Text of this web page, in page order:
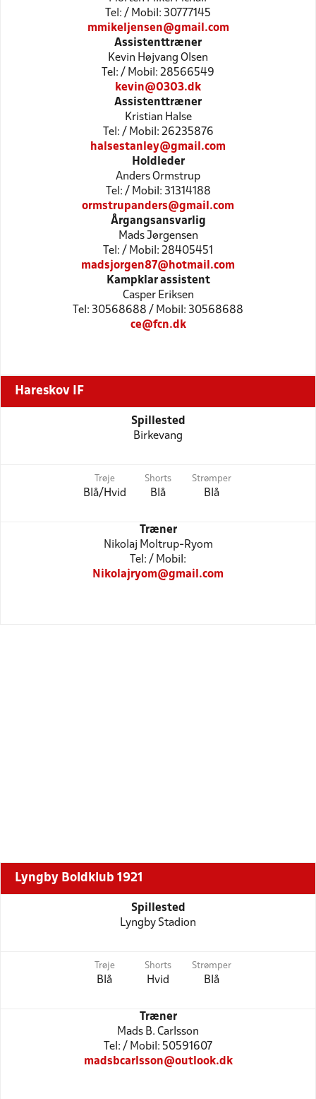
Tel: / Mobil: 30777145
mmikeljensen@gmail.com
Assistenttræner
Kevin Højvang Olsen
Tel: / Mobil: 28566549
kevin@0303.dk
Assistenttræner
Kristian Halse
Tel: / Mobil: 26235876
halsestanley@gmail.com
Holdleder
Anders Ormstrup
Tel: / Mobil: 31314188
ormstrupanders@gmail.com
Årgangsansvarlig
Mads Jørgensen
Tel: / Mobil: 28405451
madsjorgen87@hotmail.com
Kampklar assistent
Casper Eriksen
Tel: 30568688 / Mobil: 30568688
ce@fcn.dk
Hareskov IF
Spillested
Birkevang
Trøje
Blå/Hvid
Shorts
Blå
Strømper
Blå
Træner
Nikolaj Moltrup-Ryom
Tel: / Mobil:
Nikolajryom@gmail.com
Lyngby Boldklub 1921
Spillested
Lyngby Stadion
Trøje
Blå
Shorts
Hvid
Strømper
Blå
Træner
Mads B. Carlsson
Tel: / Mobil: 50591607
madsbcarlsson@outlook.dk